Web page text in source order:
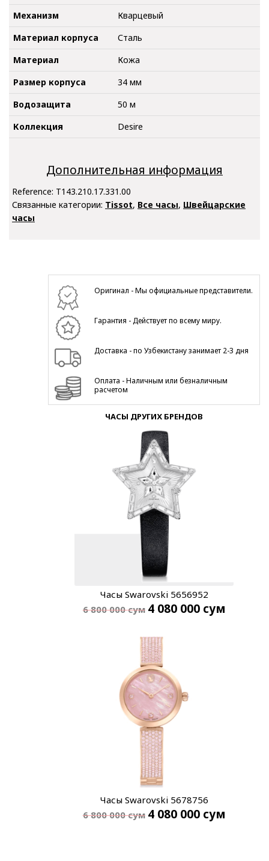
Механизм
Кварцевый
Материал корпуса
Сталь
Материал
Кожа
Размер корпуса
34 мм
Водозащита
50 м
Коллекция
Desire
Дополнительная информация
Reference: T143.210.17.331.00
Связанные категории: Tissot, Все часы, Швейцарские
часы
Оригинал - Мы официальные представители.
Гарантия - Действует по всему миру.
Доставка - по Узбекистану занимает 2-3 дня
Оплата - Наличным или безналичным
расчетом
ЧАСЫ ДРУГИХ БРЕНДОВ
Часы Swarovski 5656952
6 800 000сум 4 080 000 сум
Часы Swarovski 5678756
6 800 000сум 4 080 000 сум